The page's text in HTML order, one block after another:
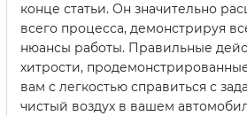
конце статьи. Он значительно
всего процесса, демонстрируя
нюансы работы. Правильные
хитрости,
вам с легкостью справиться с
чистый воздух в вашем